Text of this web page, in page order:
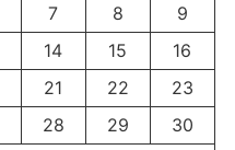
7 8
9
14 15
16
21 22
23
28 29
30